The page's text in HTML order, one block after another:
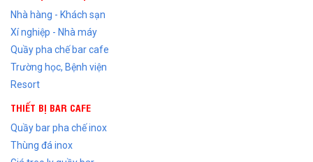
Nhà hàng - Khách sạn
Xí nghiệp - Nhà máy
Quầy pha chế bar cafe
Trường học, Bệnh viện
Resort
THIẾT BỊ BAR CAFE
Quầy bar pha chế inox
Thùng đá inox